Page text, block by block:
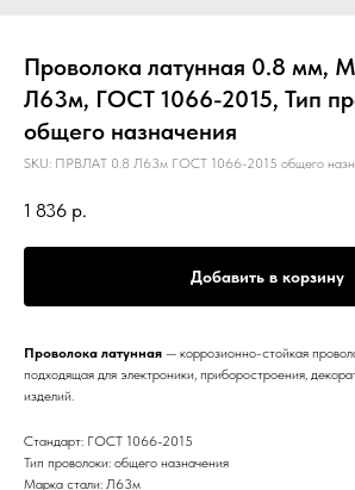
Проволока латунная 0.8 мм,
Л63м, ГОСТ 1066-2015, Тип
общего назначения
SKU: ПРВЛАТ 0.8 Л63м ГОСТ 1066-2015 общего
1 836 р.
Добавить в корзину
Проволока латунная — коррозионно-стойкая
подходящая для электроники, приборостроения,
изделий.
Стандарт: ГОСТ 1066-2015
Тип проволоки: общего назначения
Марка стали: Л63м